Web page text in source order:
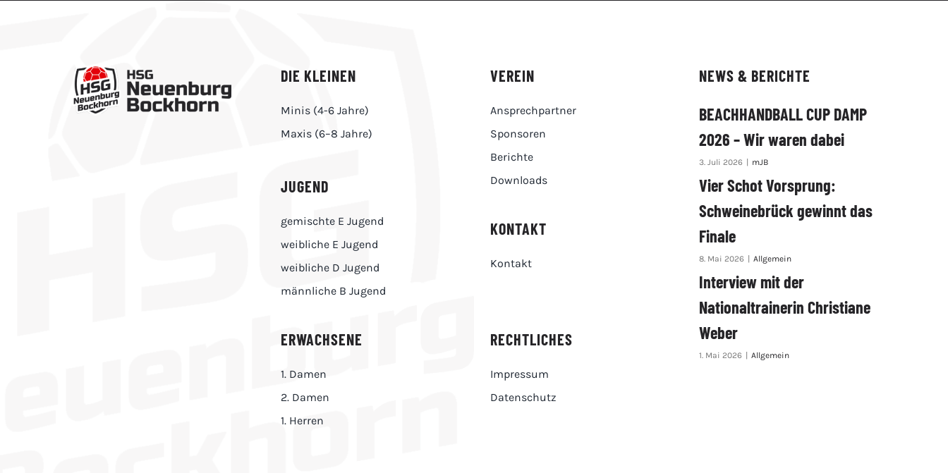
DIE KLEINEN
Minis (4-6 Jahre)
Maxis (6–8 Jahre)
JUGEND
gemischte E Jugend
weibliche E Jugend
weibliche D Jugend
männliche B Jugend
ERWACHSENE
1. Damen
2. Damen
1. Herren
VEREIN
Ansprechpartner
Sponsoren
Berichte
Downloads
KONTAKT
Kontakt
RECHTLICHES
Impressum
Datenschutz
NEWS & BERICHTE
BEACHHANDBALL CUP DAMP
2026 – Wir waren dabei
3. Juli 2026 mJB
Vier Schot Vorsprung:
Schweinebrück gewinnt das
Finale
8. Mai 2026 Allgemein
Interview mit der
Nationaltrainerin Christiane
Weber
1. Mai 2026 Allgemein